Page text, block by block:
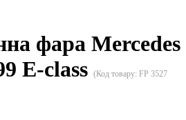
фара Mercedes
E-class (Код товару: FP 3527